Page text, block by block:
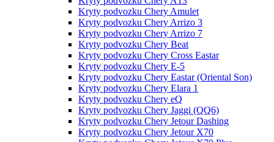
Kryty podvozku Chery Amulet
Kryty podvozku Chery Arrizo 3
Kryty podvozku Chery Arrizo 7
Kryty podvozku Chery Beat
Kryty podvozku Chery Cross Eastar
Kryty podvozku Chery E-5
Kryty podvozku Chery Eastar (Oriental Son)
Kryty podvozku Chery Elara 1
Kryty podvozku Chery eQ
Kryty podvozku Chery Jaggi (QQ6)
Kryty podvozku Chery Jetour Dashing
Kryty podvozku Chery Jetour X70